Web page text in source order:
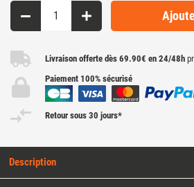
Livraison offerte dès 69.90€ en 24/48h
Paiement 100% sécurisé
Retour sous 30 jours*
Description